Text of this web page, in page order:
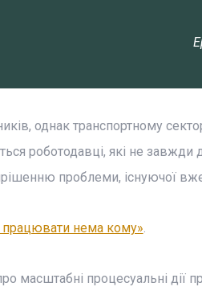
однак транспортному
роботодавці, які не завжди
проблеми, існуючої
працювати нема кому».
процесуальні дії